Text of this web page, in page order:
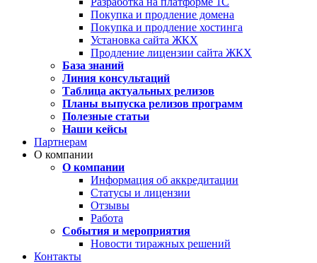
Покупка и продление домена
Покупка и продление хостинга
Установка сайта ЖКХ
Продление лицензии сайта ЖКХ
База знаний
Линия консультаций
Таблица актуальных релизов
Планы выпуска релизов программ
Полезные статьи
Наши кейсы
Партнерам
О компании
О компании
Информация об аккредитации
Статусы и лицензии
Отзывы
Работа
События и мероприятия
Новости тиражных решений
Контакты